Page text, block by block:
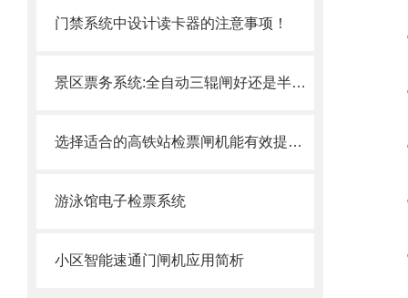
门禁系统中设计读卡器的注意事项！
景区票务系统:全自动三辊闸好还是半自动三辊闸好
选择适合的高铁站检票闸机能有效提升高铁站的运营效率和旅客体验
游泳馆电子检票系统
小区智能速通门闸机应用简析
○
○
○
○
○